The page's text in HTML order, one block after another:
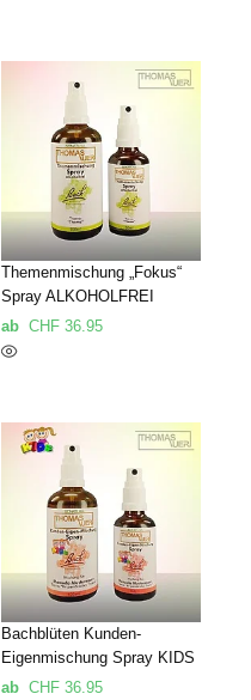
Themenmischung „Fokus“
Spray ALKOHOLFREI
ab CHF 36.95
Bachblüten Kunden-
Eigenmischung Spray KIDS
ab CHF 36.95